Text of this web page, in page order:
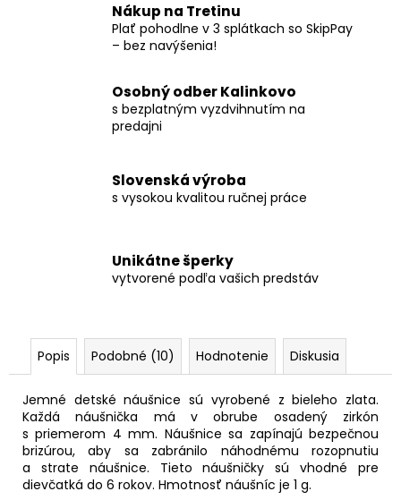
Nákup na Tretinu
Plať pohodlne v 3 splátkach so SkipPay
– bez navýšenia!
Osobný odber Kalinkovo
s bezplatným vyzdvihnutím na
predajni
Slovenská výroba
s vysokou kvalitou ručnej práce
Unikátne šperky
vytvorené podľa vašich predstáv
Popis Podobné (10) Hodnotenie Diskusia
Jemné detské náušnice sú vyrobené z bieleho zlata.
Každá náušnička má v obrube osadený zirkón
s priemerom 4 mm. Náušnice sa zapínajú bezpečnou
brizúrou, aby sa zabránilo náhodnému rozopnutiu
a strate náušnice. Tieto náušničky sú vhodné pre
dievčatká do 6 rokov. Hmotnosť náušníc je 1 g.